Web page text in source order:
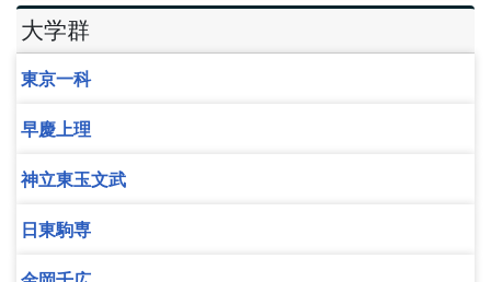
大学群
東京一科
早慶上理
神立東玉文武
日東駒専